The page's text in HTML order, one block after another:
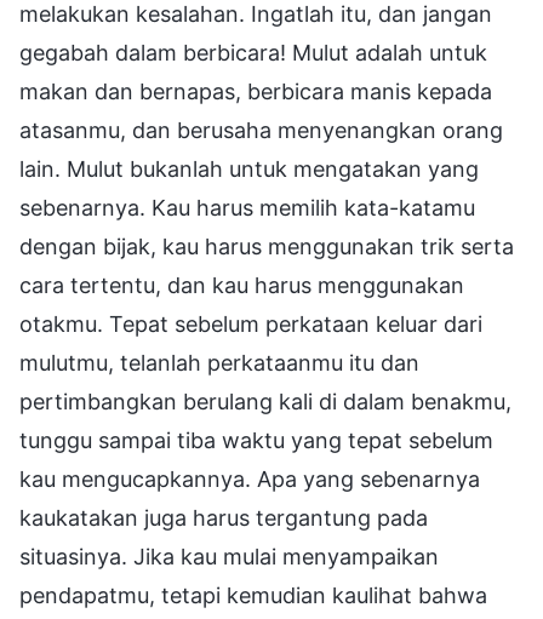
melakukan kesalahan. Ingatlah itu, dan jangan
gegabah dalam berbicara! Mulut adalah untuk
makan dan bernapas, berbicara manis kepada
atasanmu, dan berusaha menyenangkan orang
lain. Mulut bukanlah untuk mengatakan yang
sebenarnya. Kau harus memilih kata-katamu
dengan bijak, kau harus menggunakan trik serta
cara tertentu, dan kau harus menggunakan
otakmu. Tepat sebelum perkataan keluar dari
mulutmu, telanlah perkataanmu itu dan
pertimbangkan berulang kali di dalam benakmu,
tunggu sampai tiba waktu yang tepat sebelum
kau mengucapkannya. Apa yang sebenarnya
kaukatakan juga harus tergantung pada
situasinya. Jika kau mulai menyampaikan
pendapatmu, tetapi kemudian kaulihat bahwa